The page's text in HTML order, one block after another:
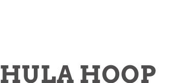
HULA HOOP